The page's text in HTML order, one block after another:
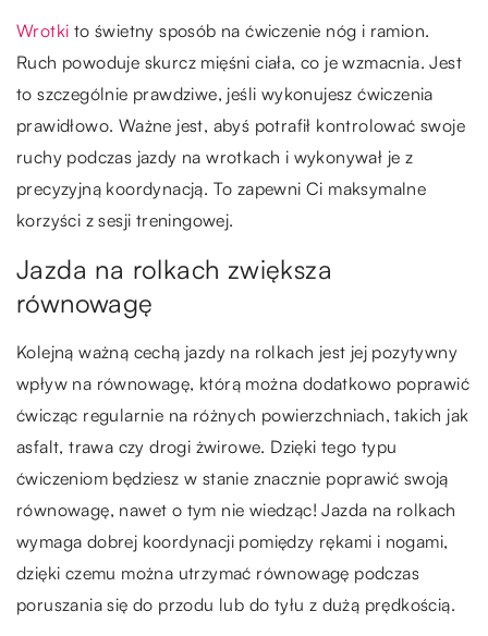
Wrotki to świetny sposób na ćwiczenie nóg i ramion.
Ruch powoduje skurcz mięśni ciała, co je wzmacnia. Jest
to szczególnie prawdziwe, jeśli wykonujesz ćwiczenia
prawidłowo. Ważne jest, abyś potrafił kontrolować swoje
ruchy podczas jazdy na wrotkach i wykonywał je z
precyzyjną koordynacją. To zapewni Ci maksymalne
korzyści z sesji treningowej.
Jazda na rolkach zwiększa
równowagę
Kolejną ważną cechą jazdy na rolkach jest jej pozytywny
wpływ na równowagę, którą można dodatkowo poprawić
ćwicząc regularnie na różnych powierzchniach, takich jak
asfalt, trawa czy drogi żwirowe. Dzięki tego typu
ćwiczeniom będziesz w stanie znacznie poprawić swoją
równowagę, nawet o tym nie wiedząc! Jazda na rolkach
wymaga dobrej koordynacji pomiędzy rękami i nogami,
dzięki czemu można utrzymać równowagę podczas
poruszania się do przodu lub do tyłu z dużą prędkością.